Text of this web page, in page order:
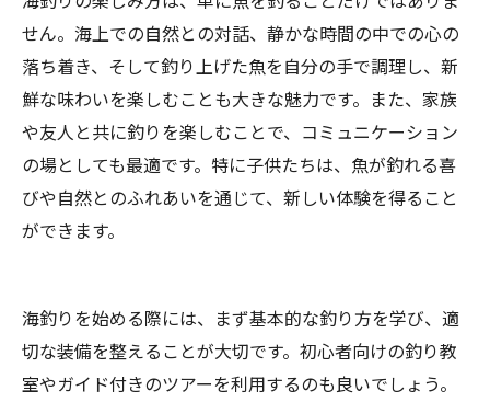
せん。海上での自然との対話、静かな時間の中での心の
落ち着き、そして釣り上げた魚を自分の手で調理し、新
鮮な味わいを楽しむことも大きな魅力です。また、家族
や友人と共に釣りを楽しむことで、コミュニケーション
の場としても最適です。特に子供たちは、魚が釣れる喜
びや自然とのふれあいを通じて、新しい体験を得ること
ができます。
海釣りを始める際には、まず基本的な釣り方を学び、適
切な装備を整えることが大切です。初心者向けの釣り教
室やガイド付きのツアーを利用するのも良いでしょう。